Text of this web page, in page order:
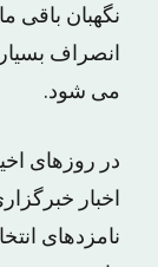
نگهبان باقی
انصراف
می شود.
در روزهای
اخبار
نامزدهای